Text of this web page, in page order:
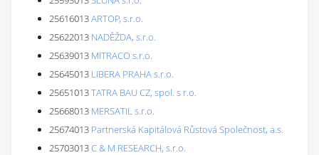
25616013ARTOP, s.r.o.
25622013 NADĚŽDA, s.r.o.
25639013 MITRACO s.r.o.
25645013 LIBERA PRAHA s.r.o.
25651013TATRA BAU CZ, spol. s r.o.
25668013 MERSATIL s.r.o.
25674013 Partnerská Kapitálová Růstová Společnost, a.s.
25703013C & M RESEARCH, s.r.o.